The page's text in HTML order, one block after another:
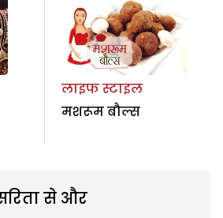
लाइफ स्टाइल
मशरूम बौल्स
से और